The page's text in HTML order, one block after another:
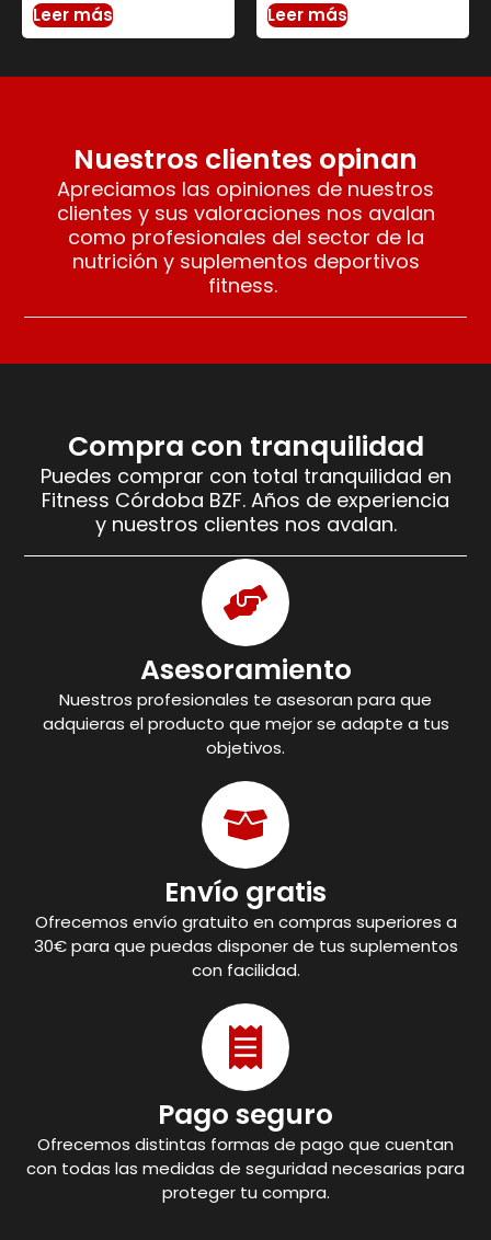
Leer más Leer más
Nuestros clientes opinan
Apreciamos las opiniones de nuestros
clientes y sus valoraciones nos avalan
como profesionales del sector de la
nutrición y suplementos deportivos
fitness.
Compra con tranquilidad
Puedes comprar con total tranquilidad en
Fitness Córdoba BZF. Años de experiencia
y nuestros clientes nos avalan.
Asesoramiento
Nuestros profesionales te asesoran para que
adquieras el producto que mejor se adapte a tus
objetivos.
Envío gratis
Ofrecemos envío gratuito en compras superiores a
30€ para que puedas disponer de tus suplementos
con facilidad.
Pago seguro
Ofrecemos distintas formas de pago que cuentan
con todas las medidas de seguridad necesarias para
proteger tu compra.